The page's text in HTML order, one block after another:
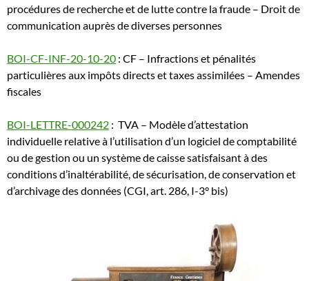
procédures de recherche et de lutte contre la fraude – Droit de
communication auprès de diverses personnes
BOI-CF-INF-20-10-20 : CF – Infractions et pénalités
particulières aux impôts directs et taxes assimilées – Amendes
fiscales
BOI-LETTRE-000242 : TVA – Modèle d’attestation
individuelle relative à l’utilisation d’un logiciel de comptabilité
ou de gestion ou un système de caisse satisfaisant à des
conditions d’inaltérabilité, de sécurisation, de conservation et
d’archivage des données (CGI, art. 286, I-3° bis)